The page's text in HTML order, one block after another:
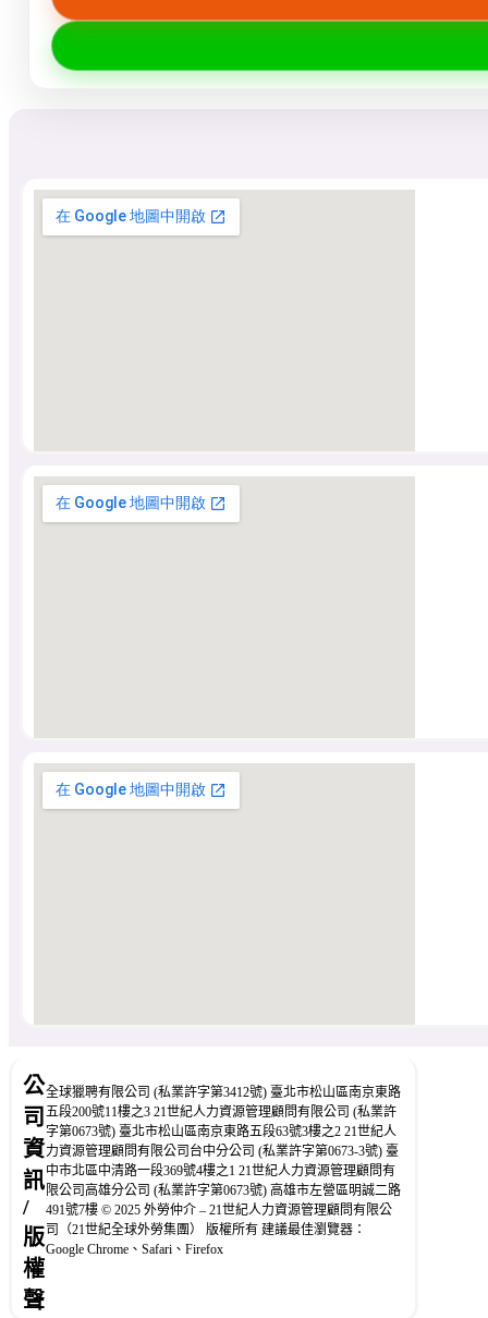
公
司
資
訊
/
版
權
聲
全球獵聘有限公司 (私業許字第3412號) 臺北市松山區南京東路
五段200號11樓之3 21世紀人力資源管理顧問有限公司 (私業許
字第0673號) 臺北市松山區南京東路五段63號3樓之2 21世紀人
力資源管理顧問有限公司台中分公司 (私業許字第0673-3號) 臺
中市北區中清路一段369號4樓之1 21世紀人力資源管理顧問有
限公司高雄分公司 (私業許字第0673號) 高雄市左營區明誠二路
491號7樓 © 2025 外勞仲介 – 21世紀人力資源管理顧問有限公
司（21世紀全球外勞集團） 版權所有 建議最佳瀏覽器：
Google Chrome、Safari、Firefox